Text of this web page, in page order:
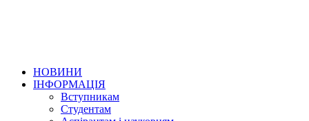
НОВИНИ
ІНФОРМАЦІЯ
Вступникам
Студентам